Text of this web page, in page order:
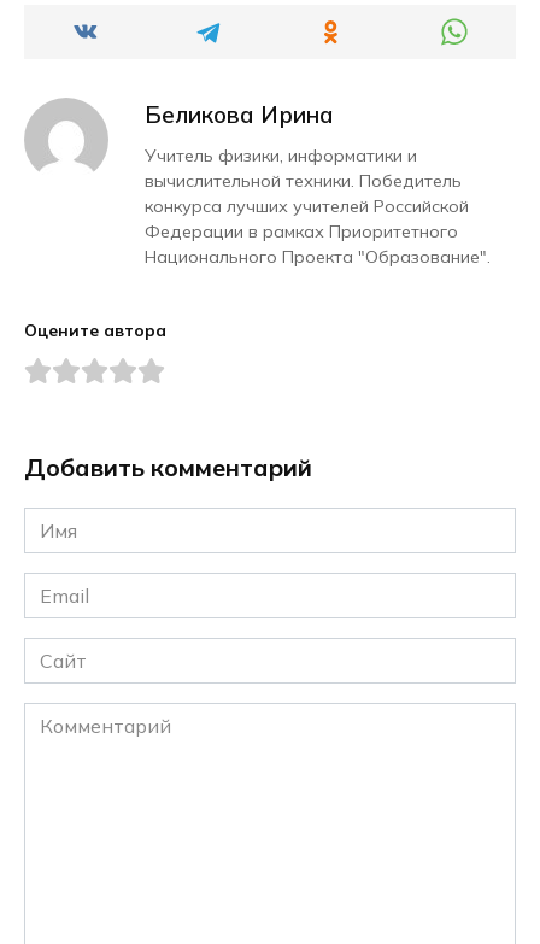
Беликова Ирина
Учитель физики, информатики и
вычислительной техники. Победитель
конкурса лучших учителей Российской
Федерации в рамках Приоритетного
Национального Проекта "Образование".
Оцените автора
Добавить комментарий
Имя
*
Email
*
Сайт
Комментарий